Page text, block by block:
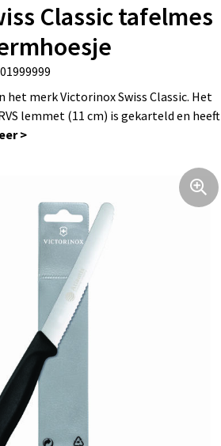
Classic tafelmes
merk Victorinox Swiss Classic. Het
lemmet (11 cm) is gekarteld en heeft